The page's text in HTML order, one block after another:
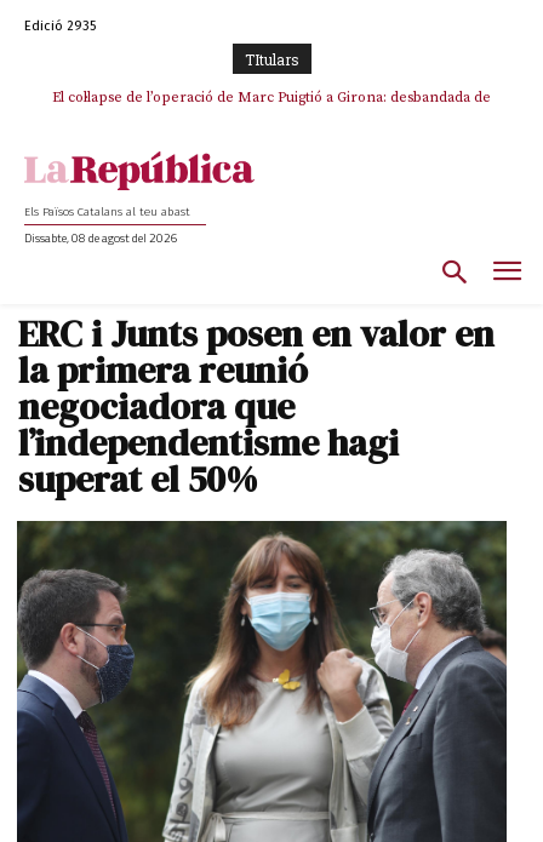
Edició 2935
TItulars
El col·lapse de l’operació de Marc Puigtió a Girona: desbandada de
L’ANC respon amb una mobilització a La Jonquera contra la
Els Països Catalans al teu abast
Dissabte, 08 de agost del 2026
ERC i Junts posen en valor en
la primera reunió
negociadora que
l’independentisme hagi
superat el 50%